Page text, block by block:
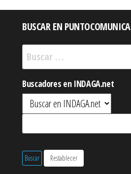
BUSCAR EN PUNTOCOMUNICA
Buscar:
Buscadores en INDAGA.net